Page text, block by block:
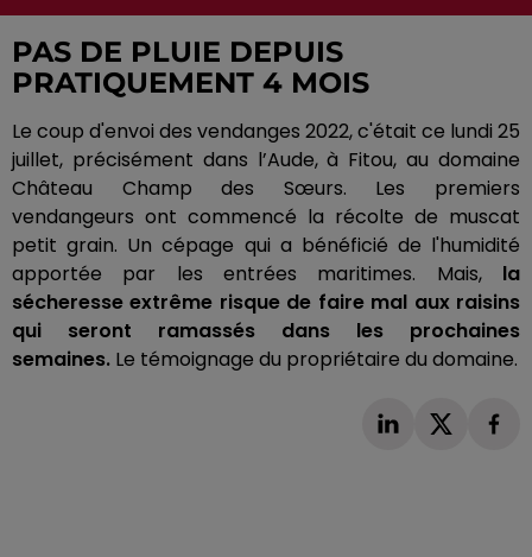
PAS DE PLUIE DEPUIS
PRATIQUEMENT 4 MOIS
Le coup d'envoi des vendanges 2022, c'était ce lundi 25
juillet, précisément dans l’Aude, à Fitou, au domaine
Château Champ des Sœurs. Les premiers
vendangeurs ont commencé la récolte de muscat
petit grain. Un cépage qui a bénéficié de l'humidité
apportée par les entrées maritimes. Mais,la
sécheresse extrême risque de faire mal aux raisins
qui seront ramassés dans les prochaines
semaines. Le témoignage du propriétaire du domaine.